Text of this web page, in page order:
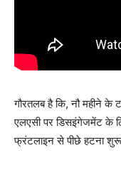
गौरतलब है कि, नौ महीने के
एलएसी पर डिसइंगेजमेंट के
फ्रंटलाइन से पीछे हटना